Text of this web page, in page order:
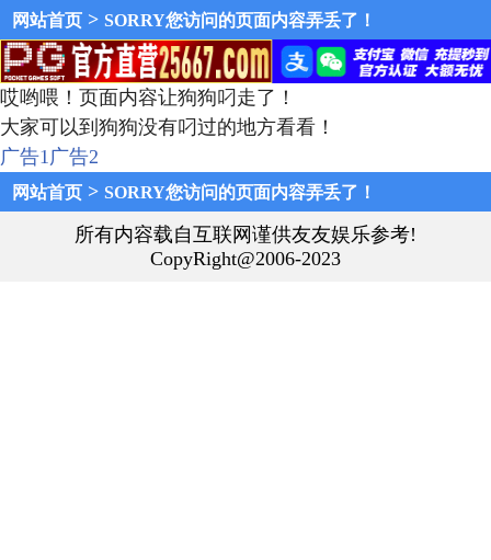
网站首页 > SORRY您访问的页面内容弄丢了！
哎哟喂！页面内容让狗狗叼走了！
大家可以到狗狗没有叼过的地方看看！
广告1广告2
网站首页 > SORRY您访问的页面内容弄丢了！
所有内容载自互联网谨供友友娱乐参考!
CopyRight@2006-2023